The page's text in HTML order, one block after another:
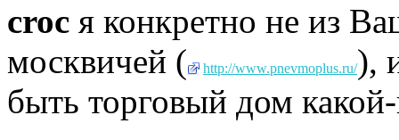
croc я конкретно не из
москвичей (
http://www.pnevmoplus.ru/),
быть торговый дом